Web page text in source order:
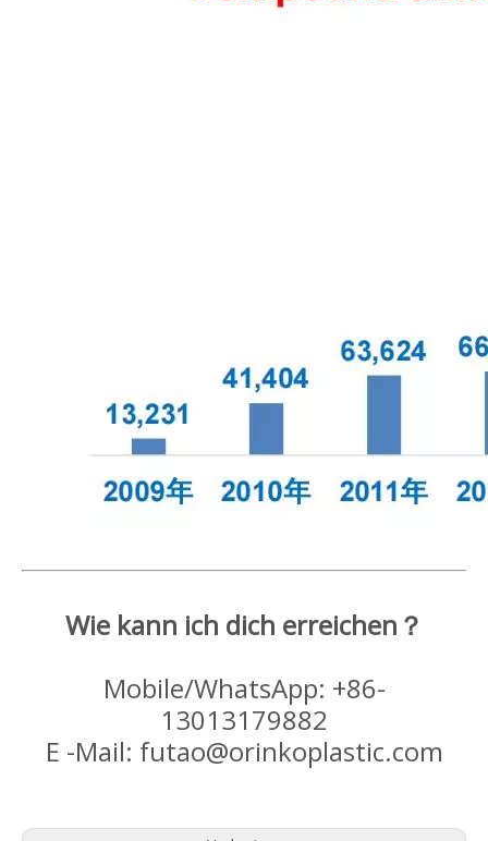
Wie kann ich dich erreichen？
Mobile/WhatsApp: +86-
13013179882
E -Mail: futao@orinkoplastic.com